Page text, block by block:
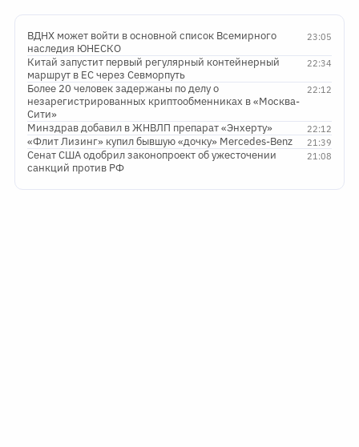
23:05
ВДНХ может войти в основной список Всемирного
наследия ЮНЕСКО
22:34
Китай запустит первый регулярный контейнерный
маршрут в ЕС через Севморпуть
22:12
Более 20 человек задержаны по делу о
незарегистрированных криптообменниках в «Москва-
Сити»
22:12
Минздрав добавил в ЖНВЛП препарат «Энхерту»
21:39
«Флит Лизинг» купил бывшую «дочку» Mercedes-Benz
21:08
Сенат США одобрил законопроект об ужесточении
санкций против РФ